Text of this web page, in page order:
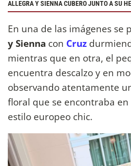
ALLEGRA Y SIENNA CUBERO JUNTO A SU
En una de las imágenes se
y Sienna con Cruz
mientras que en otra, el
encuentra descalzo y en
observando atentamente
floral que se encontraba
estilo europeo chic.